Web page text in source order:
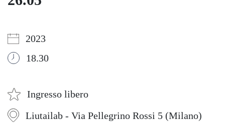
2023
18.30
Ingresso libero
Liutailab - Via Pellegrino Rossi 5 (Milano)